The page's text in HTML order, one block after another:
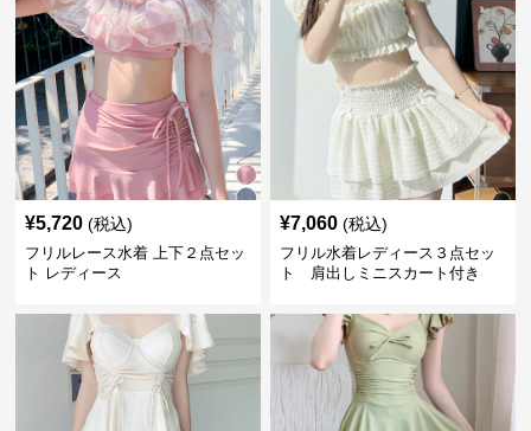
¥5,720 (税込)
フリルレース水着 上下２点セッ
ト レディース
¥7,060 (税込)
フリル水着レディース３点セッ
ト 肩出しミニスカート付き